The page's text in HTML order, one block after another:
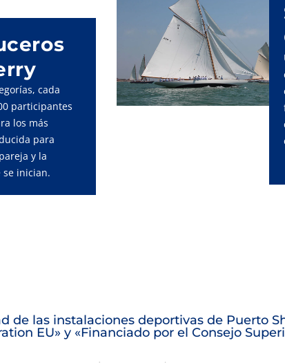
cada
participantes
los más
para
y la
se inician.
de las instalaciones deportivas de Puerto
EU» y «Financiado por el Consejo